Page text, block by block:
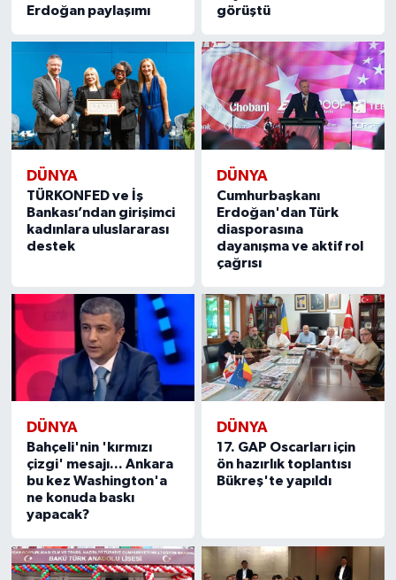
Erdoğan paylaşımı
görüştü
DÜNYA
TÜRKONFED ve İş
Bankası’ndan girişimci
kadınlara uluslararası
destek
DÜNYA
Cumhurbaşkanı
Erdoğan'dan Türk
diasporasına
dayanışma ve aktif rol
çağrısı
DÜNYA
Bahçeli'nin 'kırmızı
çizgi' mesajı... Ankara
bu kez Washington'a
ne konuda baskı
yapacak?
DÜNYA
17. GAP Oscarları için
ön hazırlık toplantısı
Bükreş'te yapıldı